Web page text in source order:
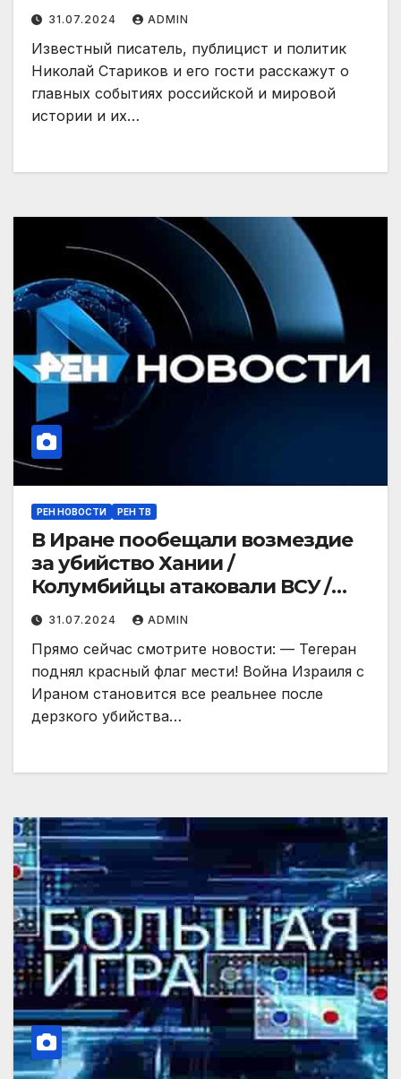
31.07.2024 ADMIN
Известный писатель, публицист и политик
Николай Стариков и его гости расскажут о
главных событиях российской и мировой
истории и их…
РЕН НОВОСТИ РЕН ТВ
В Иране пообещали возмездие
за убийство Хании /
Колумбийцы атаковали ВСУ /
ГЛАВНОЕ ЗА ДЕНЬ
31.07.2024 ADMIN
Прямо сейчас смотрите новости: — Тегеран
поднял красный флаг мести! Война Израиля с
Ираном становится все реальнее после
дерзкого убийства…